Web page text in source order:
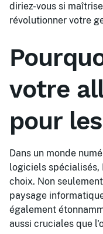
diriez-vous si
révolutionner votre
votre
pour
Dans un monde
logiciels spécialisés,
choix. Non
paysage
également
aussi cruciales que